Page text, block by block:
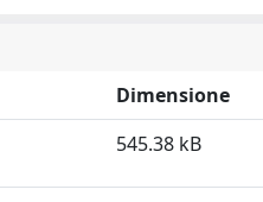
Dimensione
545.38 kB